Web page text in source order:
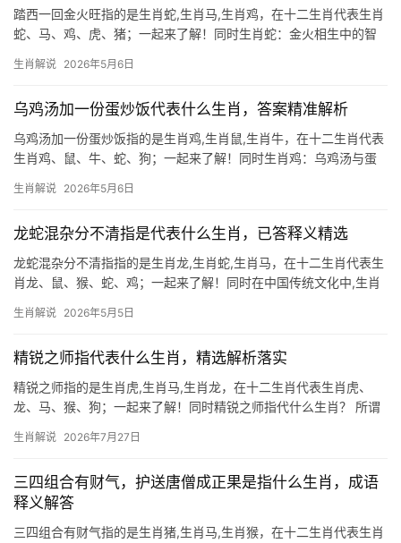
踏西一回金火旺指的是生肖蛇,生肖马,生肖鸡，在十二生肖代表生肖
蛇、马、鸡、虎、猪；一起来了解！同时生肖蛇：金火相生中的智
巳火，遇西方金地则形成火炼真金之象，此年对于生肖蛇而言，事
生肖解说 2026年5月6日
乌鸡汤加一份蛋炒饭代表什么生肖，答案精准解析
乌鸡汤加一份蛋炒饭指的是生肖鸡,生肖鼠,生肖牛，在十二生肖代表
生肖鸡、鼠、牛、蛇、狗；一起来了解！同时生肖鸡：乌鸡汤与蛋
深，蛋炒饭中的“蛋”象征新生，而“饭”代表根基，暗喻生肖鸡人下半
生肖解说 2026年5月6日
龙蛇混杂分不清指是代表什么生肖，已答释义精选
龙蛇混杂分不清指指的是生肖龙,生肖蛇,生肖马，在十二生肖代表生
肖龙、鼠、猴、蛇、鸡；一起来了解！同时在中国传统文化中,生肖
机，人们常说“龙蛇混杂”，这句成语不仅形容真假难辨的复杂局面，
生肖解说 2026年5月5日
精锐之师指代表什么生肖，精选解析落实
精锐之师指的是生肖虎,生肖马,生肖龙，在十二生肖代表生肖虎、
龙、马、猴、狗；一起来了解！同时精锐之师指代什么生肖？ 所谓
论行军布阵之才，当属生肖虎、生肖龙、生肖马最为贴切，此三生
生肖解说 2026年7月27日
三四组合有财气，护送唐僧成正果是指什么生肖，成语
释义解答
三四组合有财气指的是生肖猪,生肖马,生肖猴，在十二生肖代表生肖